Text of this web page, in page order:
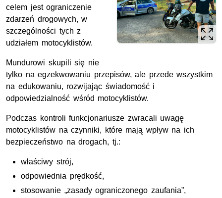
celem jest ograniczenie
zdarzeń drogowych, w
szczególności tych z
udziałem motocyklistów.
Mundurowi skupili się nie
tylko na egzekwowaniu przepisów, ale przede wszystkim
na edukowaniu, rozwijając świadomość i
odpowiedzialność wśród motocyklistów.
Podczas kontroli funkcjonariusze zwracali uwagę
motocyklistów na czynniki, które mają wpływ na ich
bezpieczeństwo na drogach, tj.:
właściwy strój,
odpowiednia prędkość,
stosowanie „zasady ograniczonego zaufania”,